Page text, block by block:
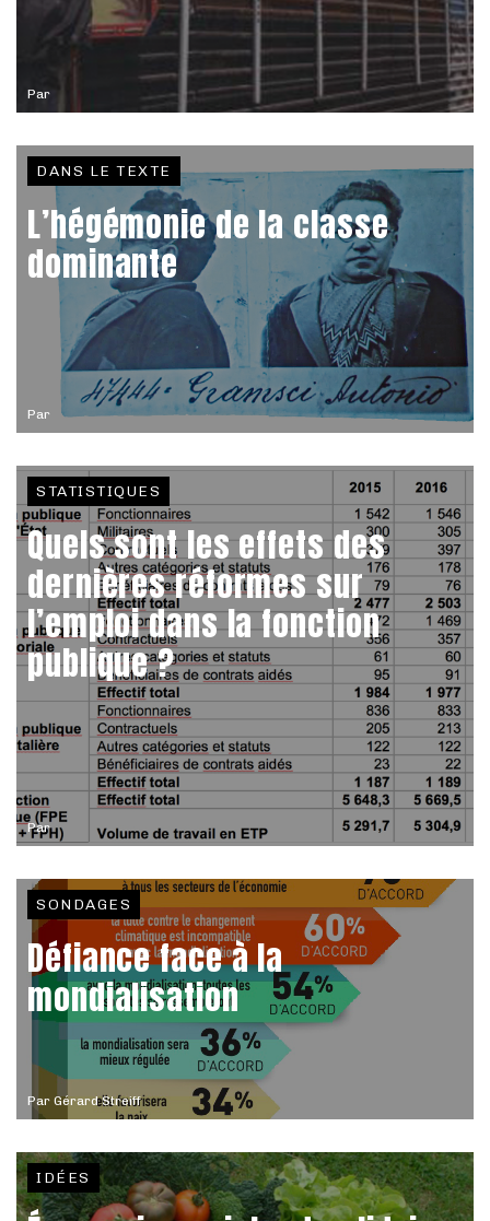
Par
Par
DANS LE TEXTE
L’hégémonie de la classe
dominante
Par
STATISTIQUES
Quels sont les effets des
dernières réformes sur
l’emploi dans la fonction
publique ?
Par Gérard Streiff
SONDAGES
Défiance face à la
mondialisation
IDÉES